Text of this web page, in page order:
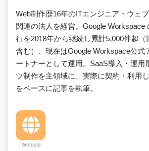
Web制作歴16年のITエンジニア・ウェ
関連の法人を経営。Google Workspace
行を2018年から継続し累計5,000件超（
含む）、現在はGoogle Workspace公式
ートナーとして運用。SaaS導入・運用
ツ制作を主領域に、実際に契約・利用
をベースに記事を執筆。
Website